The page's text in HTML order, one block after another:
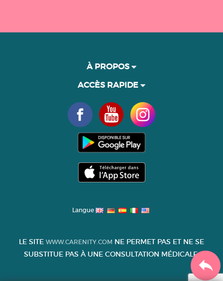
À PROPOS
ACCÈS RAPIDE
Langue
LE SITE WWW.CARENITY.COM NE PERMET PAS ET NE SE
SUBSTITUE PAS À UNE CONSULTATION MÉDICALE.